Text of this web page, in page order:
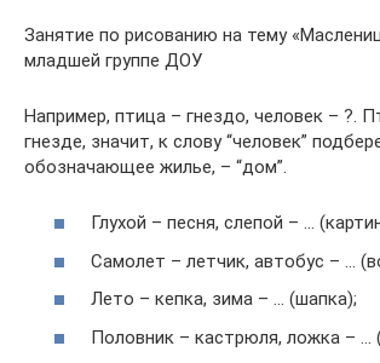
Занятие по рисованию на тему
младшей группе ДОУ
Например, птица – гнездо, человек – ?.
гнезде, значит, к слову “человек”
обозначающее жилье, – “дом”.
Глухой – песня, слепой – …
Самолет – летчик, автобус – …
Лето – кепка, зима – … (шапка);
Половник – кастрюля, ложка – …